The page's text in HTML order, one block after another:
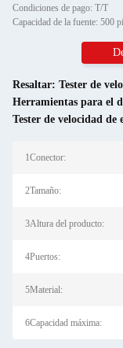
Condiciones de pago: T/T
Capacidad de la fuente: 500
Resaltar: Tester de
Herramientas para el
Tester de velocidad de
1Conector:
2Tamaño:
3Altura del producto:
4Puertos:
5Material:
6Capacidad máxima: